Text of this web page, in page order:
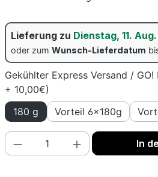
Lieferung zu Dienstag, 11. Aug.
oder zum Wunsch-Lieferdatum
Gekühlter Express Versand /
+ 10,00€)
180 g
Vorteil 6x180g
Produkt Anzahl: Gib In